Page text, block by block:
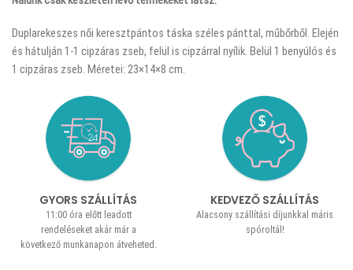
Duplarekeszes női keresztpántos táska széles pánttal, műbőrből. Elején
és hátulján 1-1 cipzáras zseb, felül is cipzárral nyílik. Belül 1 benyúlós és
1 cipzáras zseb. Méretei: 23×14×8 cm.
GYORS SZÁLLÍTÁS
11:00 óra előtt leadott
rendeléseket akár már a
következő munkanapon átveheted.
KEDVEZŐ SZÁLLÍTÁS
Alacsony szállítási díjunkkal máris
spóroltál!